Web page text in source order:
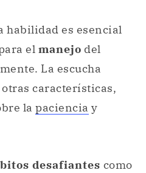
habilidad es esencial
el manejo del
La escucha
características,
la paciencia y
desafiantes como